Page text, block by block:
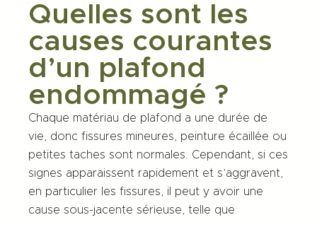
Quelles sont les
causes courantes
d’un plafond
endommagé ?
Chaque matériau de plafond a une durée de
vie, donc fissures mineures, peinture écaillée ou
petites taches sont normales. Cependant, si ces
signes apparaissent rapidement et s’aggravent,
en particulier les fissures, il peut y avoir une
cause sous-jacente sérieuse, telle que